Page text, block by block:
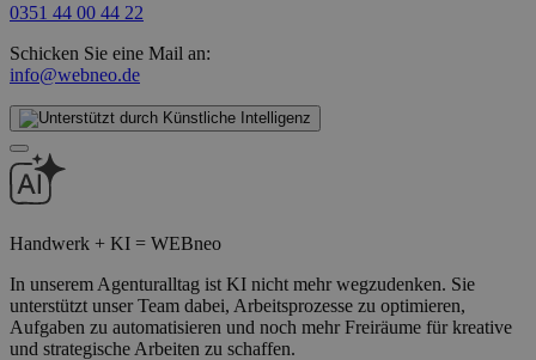
0351 44 00 44 22
Schicken Sie eine Mail an:
info@webneo.de
Handwerk + KI = WEBneo
In unserem Agenturalltag ist KI nicht mehr wegzudenken. Sie
unterstützt unser Team dabei, Arbeitsprozesse zu optimieren,
Aufgaben zu automatisieren und noch mehr Freiräume für kreative
und strategische Arbeiten zu schaffen.